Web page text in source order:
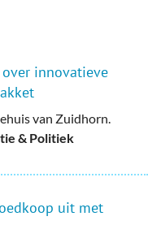
innovatieve
van Zuidhorn.
& Politiek
uit met